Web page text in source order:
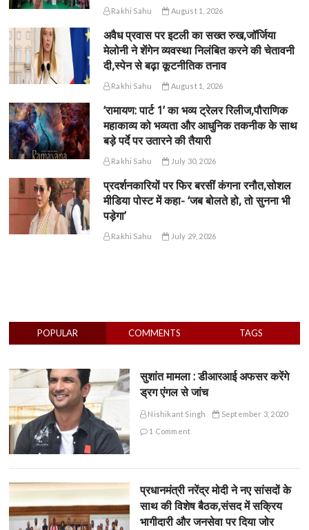
Rakhi Sahu August 1, 2026
अवैध प्रवास पर इटली का सख्त रुख,जॉर्जिया
मेलोनी ने शेंगेन व्यवस्था निलंबित करने की चेतावनी
दी,स्पेन से बढ़ा कूटनीतिक तनाव
Rakhi Sahu August 1, 2026
‘रामायण: पार्ट 1’ का भव्य ट्रेलर रिलीज,पौराणिक
महाकाव्य को भव्यता और आधुनिक तकनीक के साथ
बड़े पर्दे पर उतारने की तैयारी
Rakhi Sahu July 30, 2026
प्रदर्शनकारियों पर फिर बरसीं कंगना रनौत,सोशल
मीडिया पोस्ट में कहा- ‘जब बोलते हो, तो सुनना भी
पड़ेगा’
Rakhi Sahu July 29, 2026
POPULAR COMMENTS TAGS
सुशांत मामला : डीआरआई अफसर करेंगे
ड्रग एंगल से जांच
Nishikant Singh
September 3, 2020
1 Comment
प्रधानमंत्री नरेंद्र मोदी ने नए सांसदों के
साथ की विशेष बैठक,संसद में सक्रिय
भागीदारी और जनसेवा पर दिया जोर